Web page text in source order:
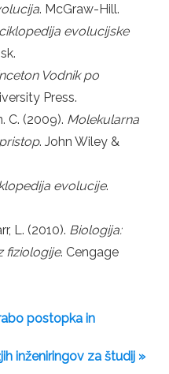
. McGraw-Hill.
evolucijske
Vodnik po
Press.
C. (2009). Molekularna
. John Wiley &
evolucije.
L. (2010). Biologija:
fiziologije. Cengage
postopka in
inženiringov za študij »